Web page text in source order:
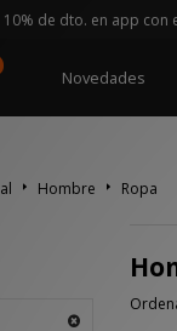
de dto. en app con el
Novedades
Hombre Ropa